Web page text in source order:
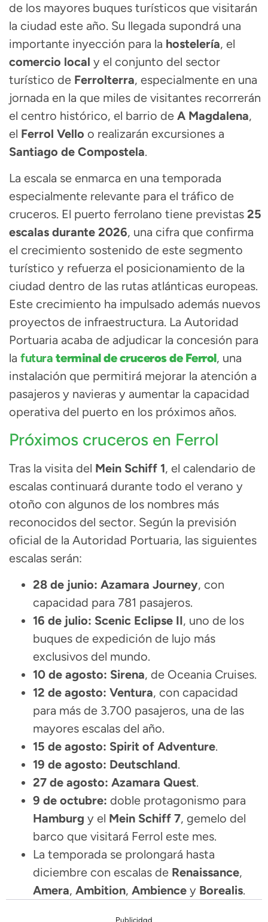
de los mayores buques turísticos que visitarán
la ciudad este año. Su llegada supondrá una
importante inyección para la hostelería, el
comercio local y el conjunto del sector
turístico de Ferrolterra, especialmente en una
jornada en la que miles de visitantes recorrerán
el centro histórico, el barrio de A Magdalena,
el Ferrol Vello o realizarán excursiones a
Santiago de Compostela.
La escala se enmarca en una temporada
especialmente relevante para el tráfico de
cruceros. El puerto ferrolano tiene previstas 25
escalas durante 2026, una cifra que confirma
el crecimiento sostenido de este segmento
turístico y refuerza el posicionamiento de la
ciudad dentro de las rutas atlánticas europeas.
Este crecimiento ha impulsado además nuevos
proyectos de infraestructura. La Autoridad
Portuaria acaba de adjudicar la concesión para
la futura terminal de cruceros de Ferrol, una
instalación que permitirá mejorar la atención a
pasajeros y navieras y aumentar la capacidad
operativa del puerto en los próximos años.
Próximos cruceros en Ferrol
Tras la visita del Mein Schiff 1, el calendario de
escalas continuará durante todo el verano y
otoño con algunos de los nombres más
reconocidos del sector. Según la previsión
oficial de la Autoridad Portuaria, las siguientes
escalas serán:
28 de junio: Azamara Journey, con
capacidad para 781 pasajeros.
16 de julio: Scenic Eclipse II, uno de los
buques de expedición de lujo más
exclusivos del mundo.
10 de agosto: Sirena, de Oceania Cruises.
12 de agosto: Ventura, con capacidad
para más de 3.700 pasajeros, una de las
mayores escalas del año.
15 de agosto: Spirit of Adventure.
19 de agosto: Deutschland.
27 de agosto: Azamara Quest.
9 de octubre: doble protagonismo para
Hamburg y el Mein Schiff 7, gemelo del
barco que visitará Ferrol este mes.
La temporada se prolongará hasta
diciembre con escalas de Renaissance,
Amera, Ambition, Ambience y Borealis.
Publicidad